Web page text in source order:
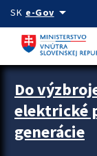
Preskocit na hlavný
SK e-Govarrow_drop_down
Zastavit automatický
Do
elektrické
generácie